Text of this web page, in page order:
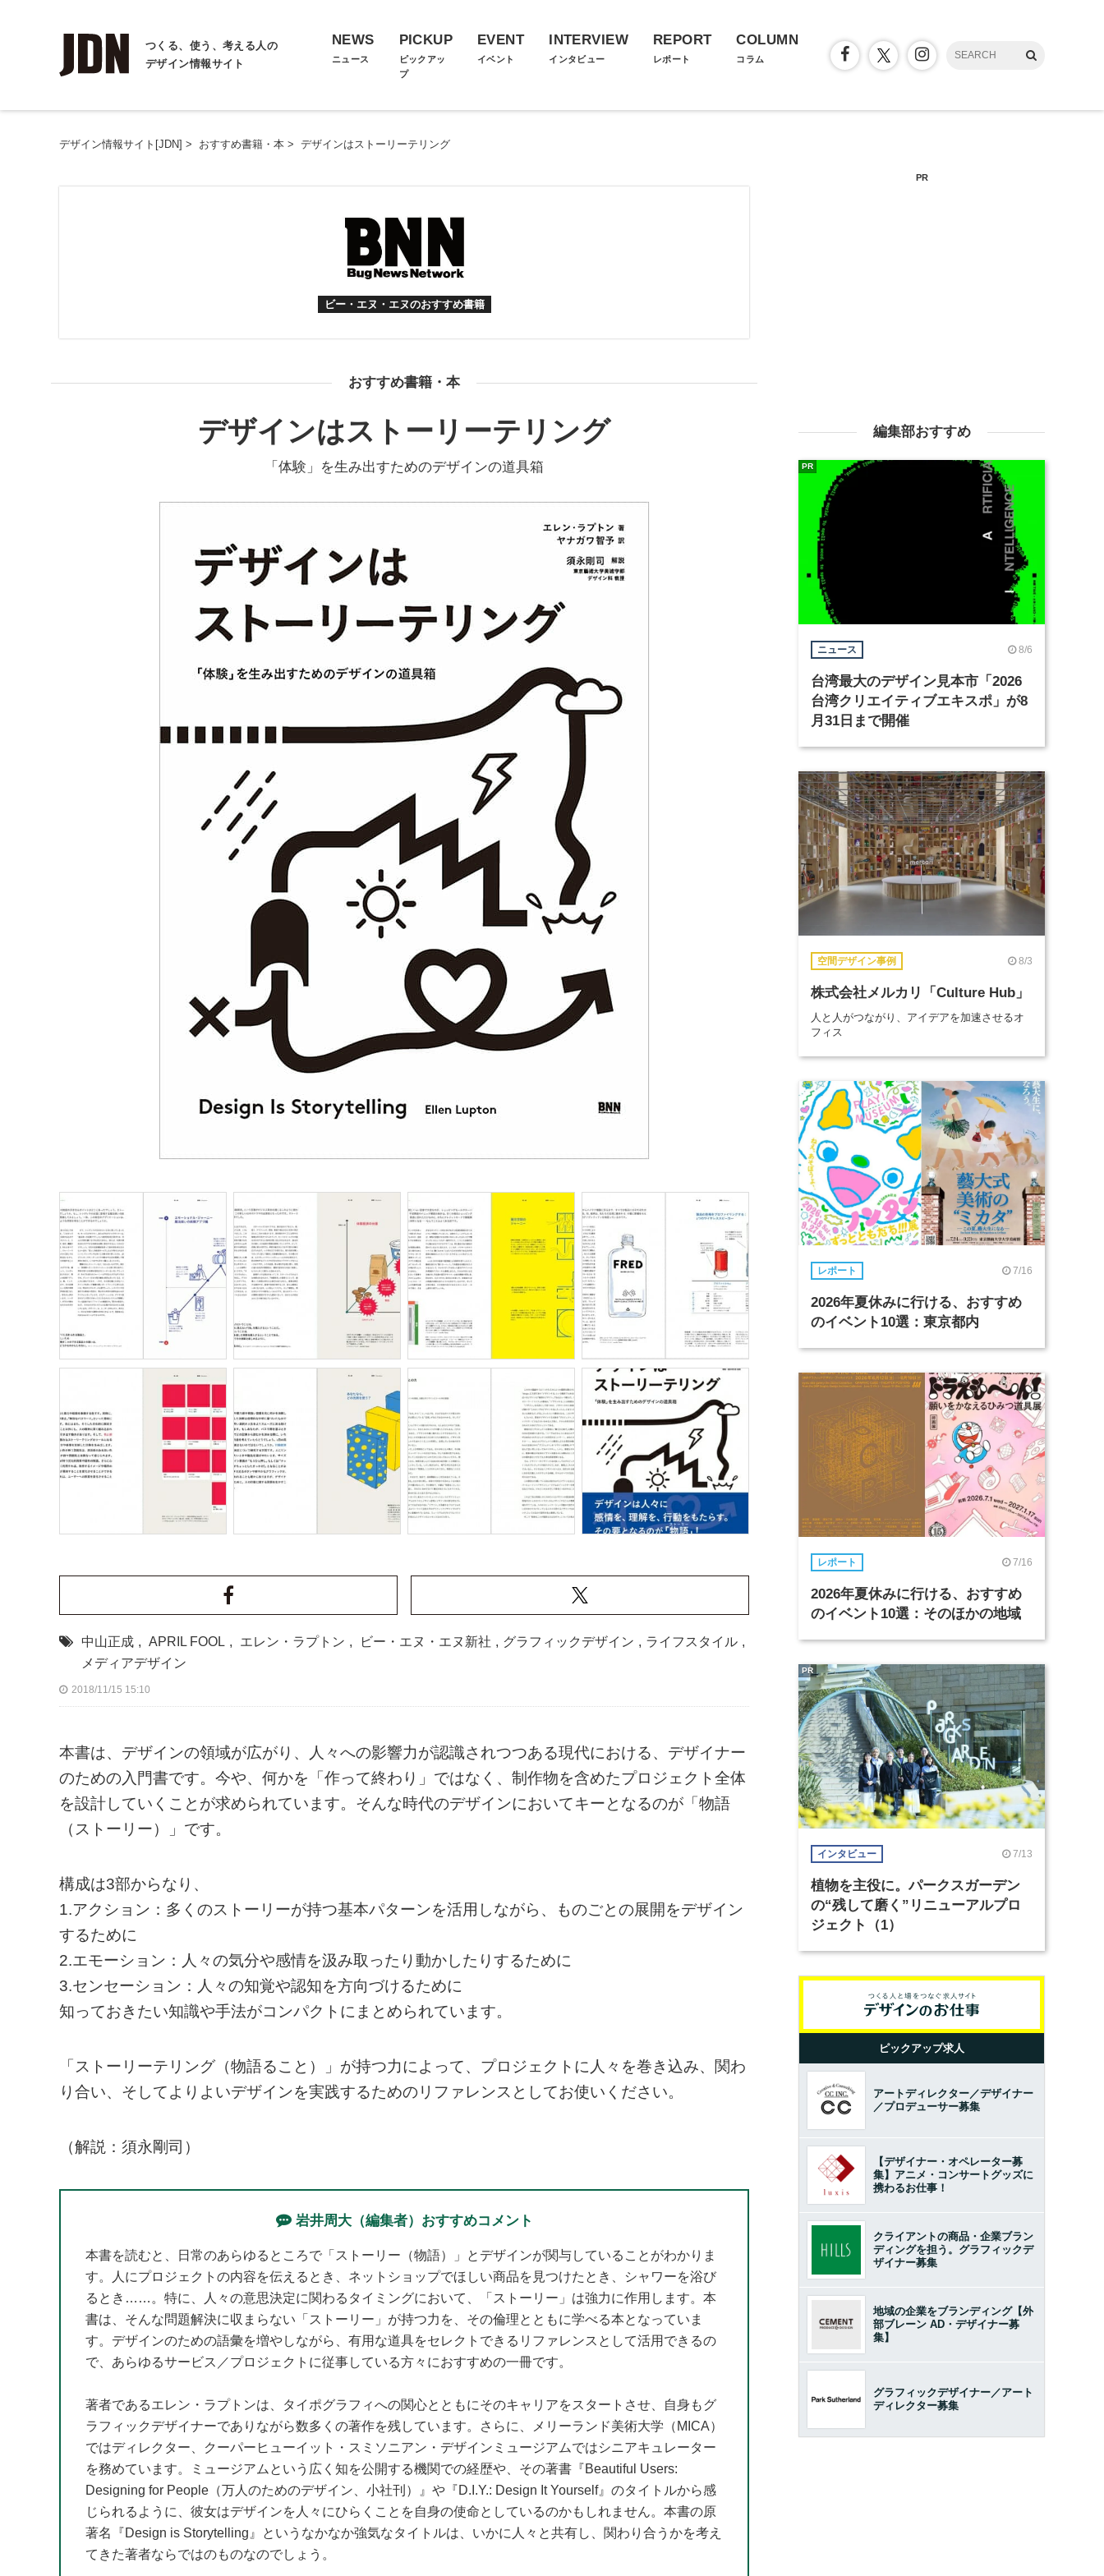
つくる、使う、考える人の
デザイン情報サイト
NEWS
ニュース
PICKUP
ピックアッ
プ
EVENT
イベント
INTERVIEW
インタビュー
REPORT
レポート
COLUMN
コラム
デザイン情報サイト[JDN] > おすすめ書籍・本 > デザインはストーリーテリング
ビー・エヌ・エヌのおすすめ書籍
おすすめ書籍・本
デザインはストーリーテリング
「体験」を生み出すためのデザインの道具箱
中山正成 , APRIL FOOL , エレン・ラプトン , ビー・エヌ・エヌ新社 , グラフィックデザイン , ライフスタイル ,
メディアデザイン
2018/11/15 15:10
本書は、デザインの領域が広がり、人々への影響力が認識されつつある現代における、デザイナー
のための入門書です。今や、何かを「作って終わり」ではなく、制作物を含めたプロジェクト全体
を設計していくことが求められています。そんな時代のデザインにおいてキーとなるのが「物語
（ストーリー）」です。
構成は3部からなり、
1.アクション：多くのストーリーが持つ基本パターンを活用しながら、ものごとの展開をデザイン
するために
2.エモーション：人々の気分や感情を汲み取ったり動かしたりするために
3.センセーション：人々の知覚や認知を方向づけるために
知っておきたい知識や手法がコンパクトにまとめられています。
「ストーリーテリング（物語ること）」が持つ力によって、プロジェクトに人々を巻き込み、関わ
り合い、そしてよりよいデザインを実践するためのリファレンスとしてお使いください。
（解説：須永剛司）
岩井周大（編集者）おすすめコメント
本書を読むと、日常のあらゆるところで「ストーリー（物語）」とデザインが関与していることがわかりま
す。人にプロジェクトの内容を伝えるとき、ネットショップでほしい商品を見つけたとき、シャワーを浴び
るとき……。特に、人々の意思決定に関わるタイミングにおいて、「ストーリー」は強力に作用します。本
書は、そんな問題解決に収まらない「ストーリー」が持つ力を、その倫理とともに学べる本となっていま
す。デザインのための語彙を増やしながら、有用な道具をセレクトできるリファレンスとして活用できるの
で、あらゆるサービス／プロジェクトに従事している方々におすすめの一冊です。
著者であるエレン・ラプトンは、タイポグラフィへの関心とともにそのキャリアをスタートさせ、自身もグ
ラフィックデザイナーでありながら数多くの著作を残しています。さらに、メリーランド美術大学（MICA）
ではディレクター、クーパーヒューイット・スミソニアン・デザインミュージアムではシニアキュレーター
を務めています。ミュージアムという広く知を公開する機関での経歴や、その著書『Beautiful Users:
Designing for People（万人のためのデザイン、小社刊）』や『D.I.Y.: Design It Yourself』のタイトルから感
じられるように、彼女はデザインを人々にひらくことを自身の使命としているのかもしれません。本書の原
著名『Design is Storytelling』というなかなか強気なタイトルは、いかに人々と共有し、関わり合うかを考え
てきた著者ならではのものなのでしょう。
PR
編集部おすすめ
ニュース 8/6
台湾最大のデザイン見本市「2026
台湾クリエイティブエキスポ」が8
月31日まで開催
PR
空間デザイン事例 8/3
株式会社メルカリ「Culture Hub」
人と人がつながり、アイデアを加速させるオ
フィス
レポート 7/16
2026年夏休みに行ける、おすすめ
のイベント10選：東京都内
レポート 7/16
2026年夏休みに行ける、おすすめ
のイベント10選：そのほかの地域
インタビュー 7/13
植物を主役に。パークスガーデン
の“残して磨く”リニューアルプロ
ジェクト（1）
PR
ピックアップ求人
アートディレクター／デザイナー
／プロデューサー募集
【デザイナー・オペレーター募
集】アニメ・コンサートグッズに
携わるお仕事！
クライアントの商品・企業ブラン
ディングを担う。グラフィックデ
ザイナー募集
地域の企業をブランディング【外
部ブレーン AD・デザイナー募
集】
グラフィックデザイナー／アート
ディレクター募集